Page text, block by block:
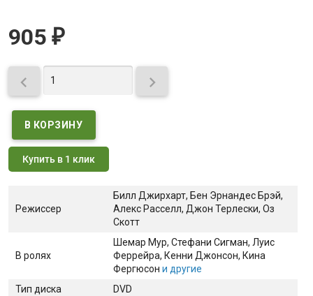
905 ₽
 
Купить в 1 клик
Режиссер
Билл Джирхарт, Бен Эрнандес Брэй,
Алекс Расселл, Джон Терлески, Оз
Скотт
В ролях
Шемар Мур, Стефани Сигман, Луис
Феррейра, Кенни Джонсон, Кина
Фергюсон и другие
Тип диска
DVD